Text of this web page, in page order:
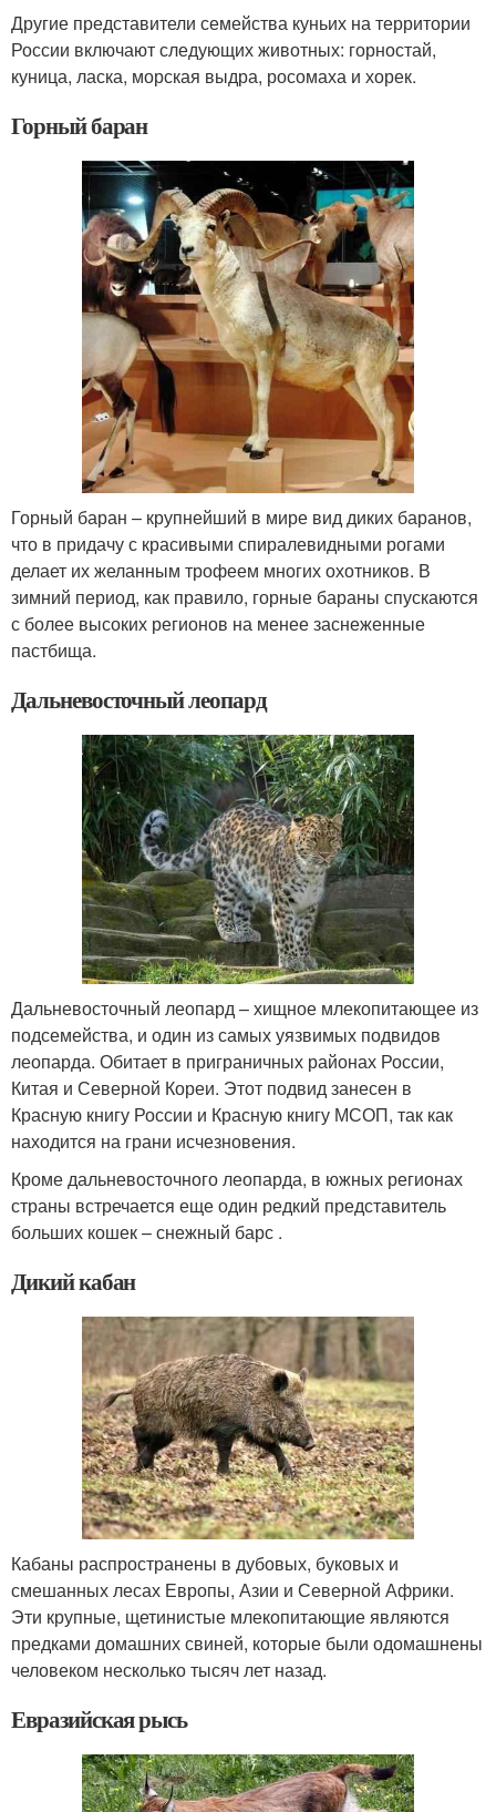
Другие представители семейства куньих на территории
России включают следующих животных: горностай,
куница, ласка, морская выдра, росомаха и хорек.
Горный баран
Горный баран – крупнейший в мире вид диких баранов,
что в придачу с красивыми спиралевидными рогами
делает их желанным трофеем многих охотников. В
зимний период, как правило, горные бараны спускаются
с более высоких регионов на менее заснеженные
пастбища.
Дальневосточный леопард
Дальневосточный леопард – хищное млекопитающее из
подсемейства, и один из самых уязвимых подвидов
леопарда. Обитает в приграничных районах России,
Китая и Северной Кореи. Этот подвид занесен в
Красную книгу России и Красную книгу МСОП, так как
находится на грани исчезновения.
Кроме дальневосточного леопарда, в южных регионах
страны встречается еще один редкий представитель
больших кошек – снежный барс .
Дикий кабан
Кабаны распространены в дубовых, буковых и
смешанных лесах Европы, Азии и Северной Африки.
Эти крупные, щетинистые млекопитающие являются
предками домашних свиней, которые были одомашнены
человеком несколько тысяч лет назад.
Евразийская рысь